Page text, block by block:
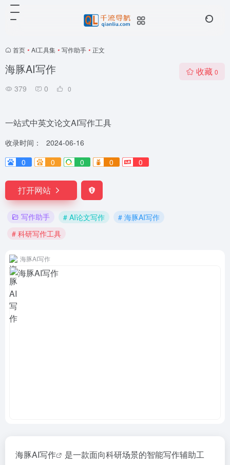
首页 • AI工具集 • 写作助手 • 正文
海豚AI写作
379 0 0
收藏 0
一站式中英文论文AI写作工具
收录时间：
2024-06-16
0
0 0 0 0
打开网站
写作助手 # AI论文写作
# 海豚AI写作
# 科研写作工具
海豚AI写作
海豚AI写作
是一款面向科研场景的智能写作辅助工